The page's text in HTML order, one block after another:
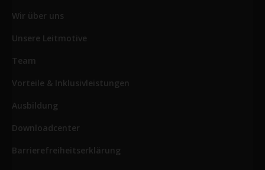
Wir über uns
Unsere Leitmotive
Team
Vorteile & Inklusivleistungen
Ausbildung
Downloadcenter
Barrierefreiheitserklärung